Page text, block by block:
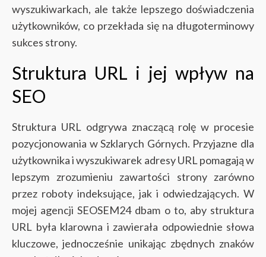
wyszukiwarkach, ale także lepszego doświadczenia
użytkowników, co przekłada się na długoterminowy
sukces strony.
Struktura URL i jej wpływ na
SEO
Struktura URL odgrywa znaczącą rolę w procesie
pozycjonowania w Szklarych Górnych. Przyjazne dla
użytkownika i wyszukiwarek adresy URL pomagają w
lepszym zrozumieniu zawartości strony zarówno
przez roboty indeksujące, jak i odwiedzających. W
mojej agencji SEOSEM24 dbam o to, aby struktura
URL była klarowna i zawierała odpowiednie słowa
kluczowe, jednocześnie unikając zbędnych znaków